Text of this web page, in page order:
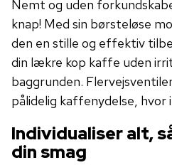
Nemt og uden
knap! Med sin børsteløse
den en stille og effektiv
din lækre kop kaffe uden
baggrunden.
pålidelig kaffenydelse, hvor
Individualiser alt,
din smag